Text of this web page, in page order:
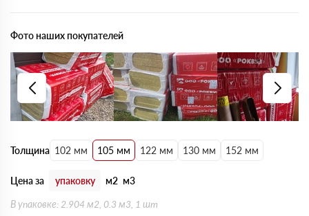
Толщина 102 мм 105 мм 122 мм 130 мм 152 мм
Цена за упаковку м2 м3
В упаковке: 2.904 м2, 0.3 м3, 1 шт
Фото наших покупателей